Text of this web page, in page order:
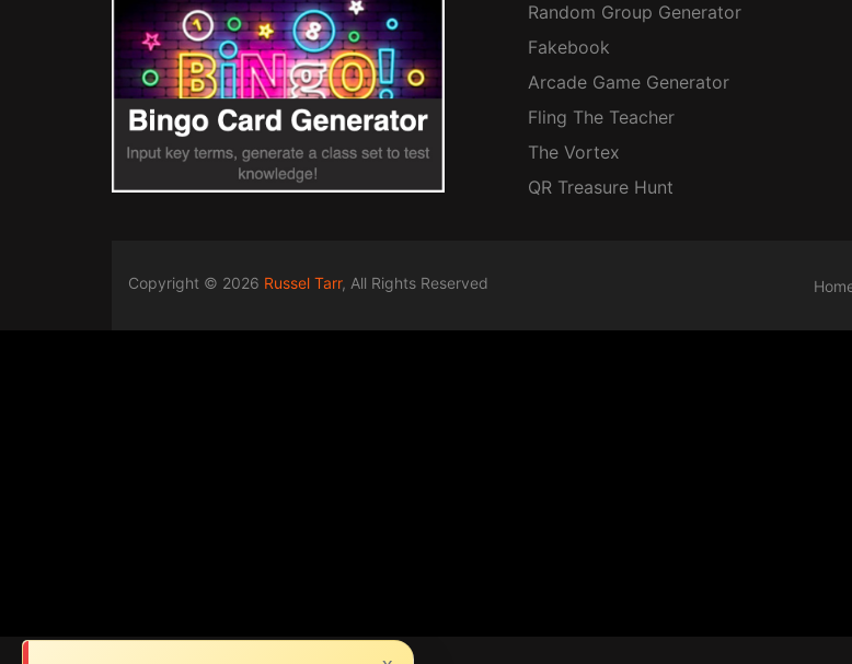
Random Group Generator
Fakebook
Arcade Game Generator
Fling The Teacher
The Vortex
QR Treasure Hunt
Copyright © 2026 Russel Tarr, All Rights Reserved